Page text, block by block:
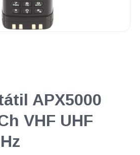
APX5000
VHF UHF